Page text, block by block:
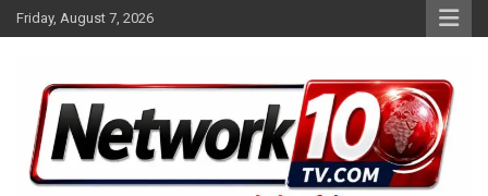
Skip
to
Friday, August 7, 2026